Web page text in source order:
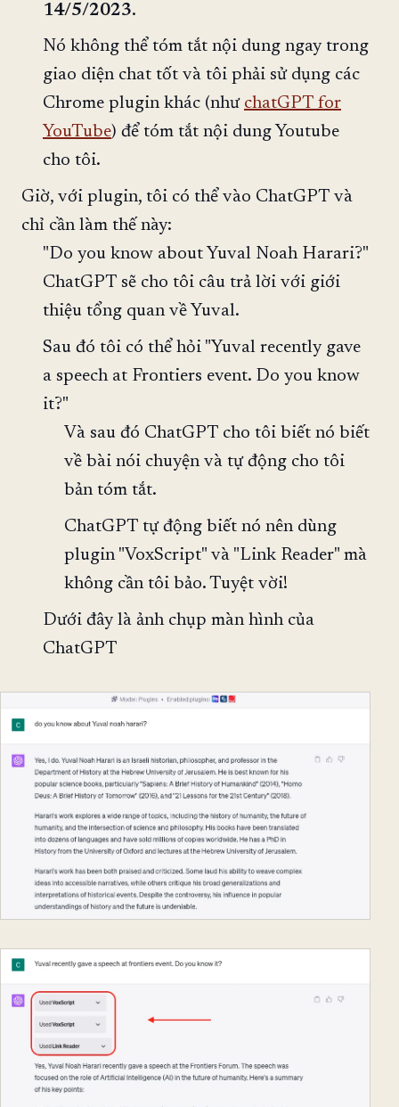
14/5/2023.
Nó không thể tóm tắt nội dung ngay trong
giao diện chat tốt và tôi phải sử dụng các
Chrome plugin khác (như chatGPT for
YouTube) để tóm tắt nội dung Youtube
cho tôi.
Giờ, với plugin, tôi có thể vào ChatGPT và
chỉ cần làm thế này:
"Do you know about Yuval Noah Harari?"
ChatGPT sẽ cho tôi câu trả lời với giới
thiệu tổng quan về Yuval.
Sau đó tôi có thể hỏi "Yuval recently gave
a speech at Frontiers event. Do you know
it?"
Và sau đó ChatGPT cho tôi biết nó biết
về bài nói chuyện và tự động cho tôi
bản tóm tắt.
ChatGPT tự động biết nó nên dùng
plugin "VoxScript" và "Link Reader" mà
không cần tôi bảo. Tuyệt vời!
Dưới đây là ảnh chụp màn hình của
ChatGPT